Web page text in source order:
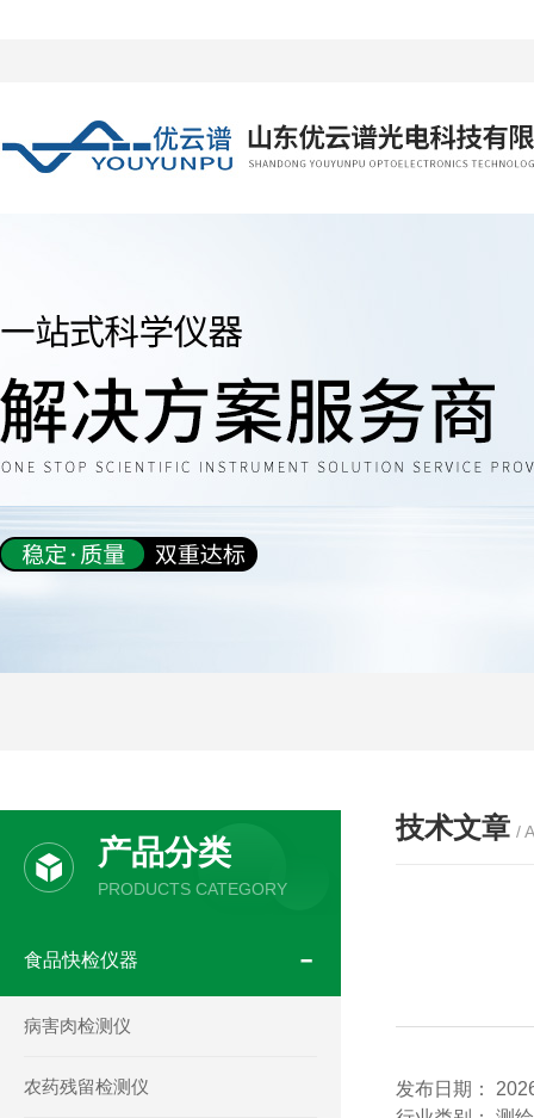
技术文章 /
发布日期：
产品分类
PRODUCTS CATEGORY
食品快检仪器
病害肉检测仪
农药残留检测仪